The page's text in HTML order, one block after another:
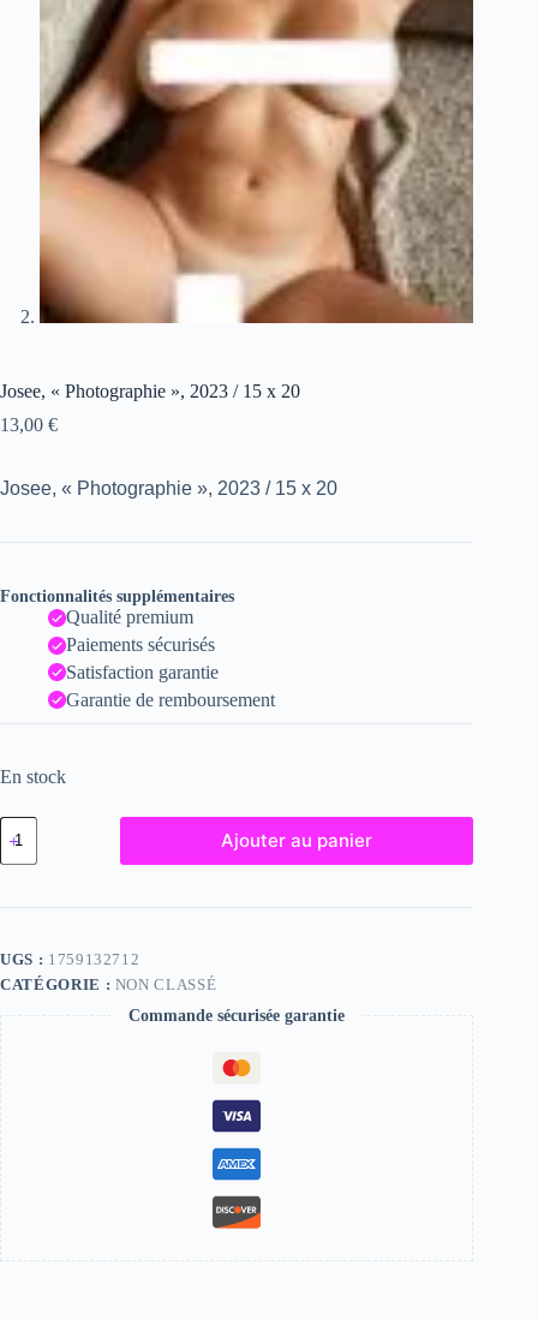
Josee, « Photographie », 2023 / 15 x 20
13,00 €
Josee, « Photographie », 2023 / 15 x 20
Fonctionnalités supplémentaires
Qualité premium
Paiements sécurisés
Satisfaction garantie
Garantie de remboursement
En stock
quantité
de
Josee,
2023
x
20
Ajouter au panier
UGS : 1759132712
CATÉGORIE : NON CLASSÉ
Commande sécurisée garantie